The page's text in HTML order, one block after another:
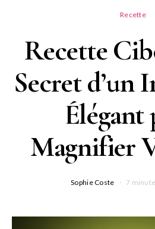
Recette
Recette
Secret d’un
Élégant
Magnifier
Sophie Coste 7